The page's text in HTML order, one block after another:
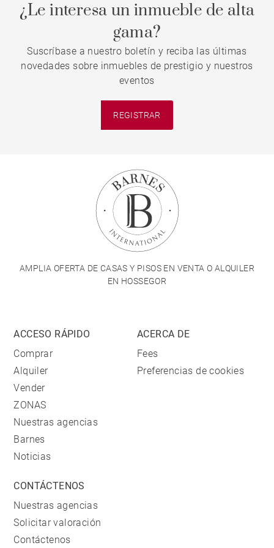
¿Le interesa un inmueble de alta
gama?
Suscríbase a nuestro boletín y reciba las últimas
novedades sobre inmuebles de prestigio y nuestros
eventos
REGISTRAR
AMPLIA OFERTA DE CASAS Y PISOS EN VENTA O ALQUILER
EN HOSSEGOR
ACCESO RÁPIDO
Comprar
Alquiler
Vender
ZONAS
Nuestras agencias
Barnes
Noticias
ACERCA DE
Fees
Preferencias de cookies
CONTÁCTENOS
Nuestras agencias
Solicitar valoración
Contáctenos